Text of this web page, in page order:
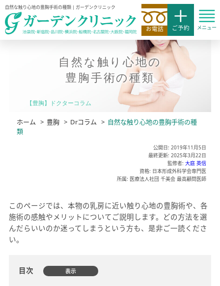
自然な触り心地の豊胸手術の種類 | ガーデンクリニック
お電話 ご予約 メニュー
【豊胸】ドクターコラム
自然な触り心地の
豊胸手術の種類
ホーム > 豊胸 > Drコラム > 自然な触り心地の豊胸手術の種
類
公開日: 2019年11月5日
最終更新: 2025年3月22日
監修者:大庭 英信
資格: 日本形成外科学会専門医
所属: 医療法人社団 千美会 最高顧問医師
このページでは、本物の乳房に近い触り心地の豊胸術や、各
施術の感触やメリットについてご説明します。どの方法を選
んだらいいのか迷ってしまうという方も、是非ご一読くださ
い。
目次